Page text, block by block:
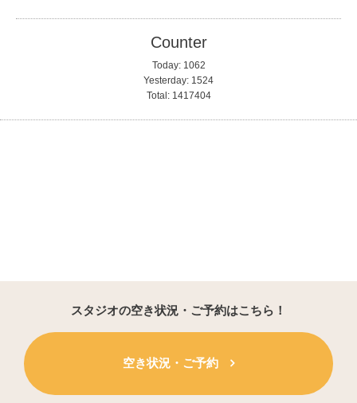
Counter
Today: 1062
Yesterday: 1524
Total: 1417404
スタジオの空き状況・ご予約はこちら！
空き状況・ご予約